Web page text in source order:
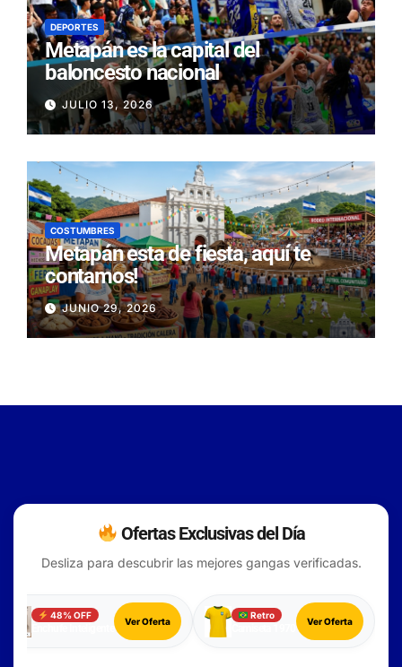
DEPORTES
Metapán es la capital del
baloncesto nacional
JULIO 13, 2026
COSTUMBRES
Metapán esta de fiesta, aquí te
contamos!
JUNIO 29, 2026
Ofertas Exclusivas del Día
Desliza para descubrir las mejores gangas verificadas.
48% OFF
Enchufe Inteligente
Ver Oferta
Retro
Ver Oferta